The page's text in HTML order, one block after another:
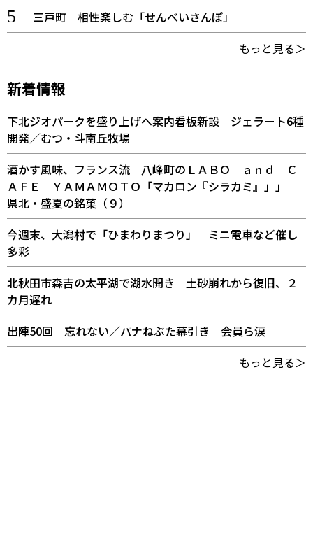
三戸町 相性楽しむ「せんべいさんぽ」
もっと見る＞
新着情報
下北ジオパークを盛り上げへ案内看板新設 ジェラート6種
開発／むつ・斗南丘牧場
酒かす風味、フランス流 八峰町のＬＡＢＯ ａｎｄ Ｃ
ＡＦＥ ＹＡＭＡＭＯＴＯ「マカロン『シラカミ』」」
県北・盛夏の銘菓（９）
今週末、大潟村で「ひまわりまつり」 ミニ電車など催し
多彩
北秋田市森吉の太平湖で湖水開き 土砂崩れから復旧、２
カ月遅れ
出陣50回 忘れない／パナねぶた幕引き 会員ら涙
もっと見る＞